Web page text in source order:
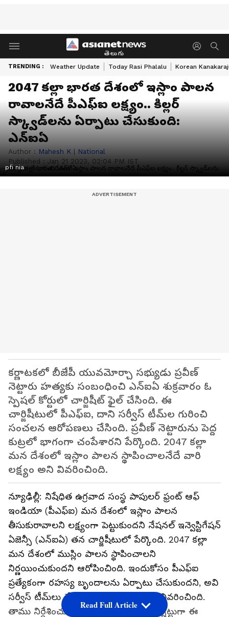
తెలుగు
TRENDING : Weather Update Today Rasi Phalalu Korean
2047 కల్లా భారత దేశంలో ఇస్లాం పాలన
రావాలనేదే పీఎఫ్ఐ లక్ష్యం.. కిల్లర్
స్క్వాడ్‌లను ఏర్పాటు చేసుకుంది:
ఎన్‌ఐఏ
Author : Mahesh K | National
Published : Jan 21 2023, 02:04 PM IST
pfi nia
కర్ణాటకలో బీజేపీ యువమోర్చా సభ్యుడు ప్రవీణ్
నెట్టారు హత్యకు సంబంధించి ఎన్ఐఏ శుక్రవారం ఓ
స్పెషల్ కోర్టులో చార్జిషీట్ ఫైల్ చేసింది. ఈ
చార్జిషీటులో పీఎఫ్ఐ, దాని సర్వీస్ టీమ్‌ల గురించి
సంచలన ఆరోపణలు చేసింది. ప్రవీణ్ నెట్టారును పెద్ద
కుట్రలో భాగంగా చంపేశారని పేర్కొంది. 2047 కల్లా
మన దేశంలో ఇస్లాం పాలన స్థాపించాలనేదే వారి
లక్ష్యం అని వివరించింది.
న్యూఢిల్లీ: నిషేధిత ఉగ్రవాద సంస్థ పాపులర్ ఫ్రంట్ ఆఫ్
ఇండియా (పీఎఫ్ఐ) మన దేశంలో ఇస్లాం పాలన
తీసుకురావాలని లక్ష్యంగా పెట్టుకుందని నేషనల్ ఇన్వెస్టిగేషన్
ఏజెన్సీ (ఎన్ఐఏ) తన చార్జిషీటులో పేర్కొంది. 2047 కల్లా
మన దేశంలో ముస్లిం పాలన స్థాపించాలని
నిర్ణయించుకుందని ఆరోపించింది. ఇందుకోసం పీఎఫ్ఐ
ప్రత్యేకంగా రహస్య బృందాలను ఏర్పాటు చేసుకుందని, అవి
సర్వీస్ టీమ్‌లు లేదా కిల్లర్ స్క్వాడ్‌లు అని వివరించింది.
తాము నిర్దేశించుకున్న శత్రువులను అనుకున్నట్టుగా ఈ
Read Full Article